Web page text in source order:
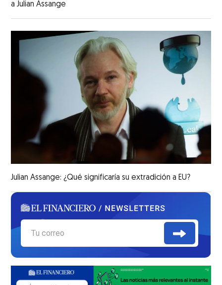
a Julian Assange
Julian Assange: ¿Qué significaría su extradición a EU?